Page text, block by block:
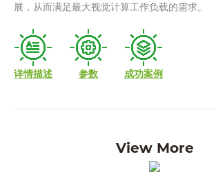
展，从⽽满⾜最⼤视觉计算⼯作负载的需求。
详情描述 参数 成功案例
View More